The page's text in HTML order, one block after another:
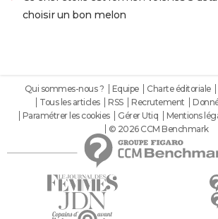
choisir un bon melon
Qui sommes-nous ? Equipe Charte éditoriale
Tous les articles
RSS Recrutement
Paramétrer les cookies
Gérer Utiq Mentions
© 2026 CCM Benchmark